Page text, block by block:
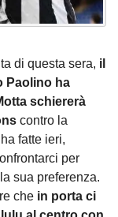
di questa sera, il
Paolino ha
schiererà
contro la
fatte ieri,
per
sua preferenza.
che in porta ci